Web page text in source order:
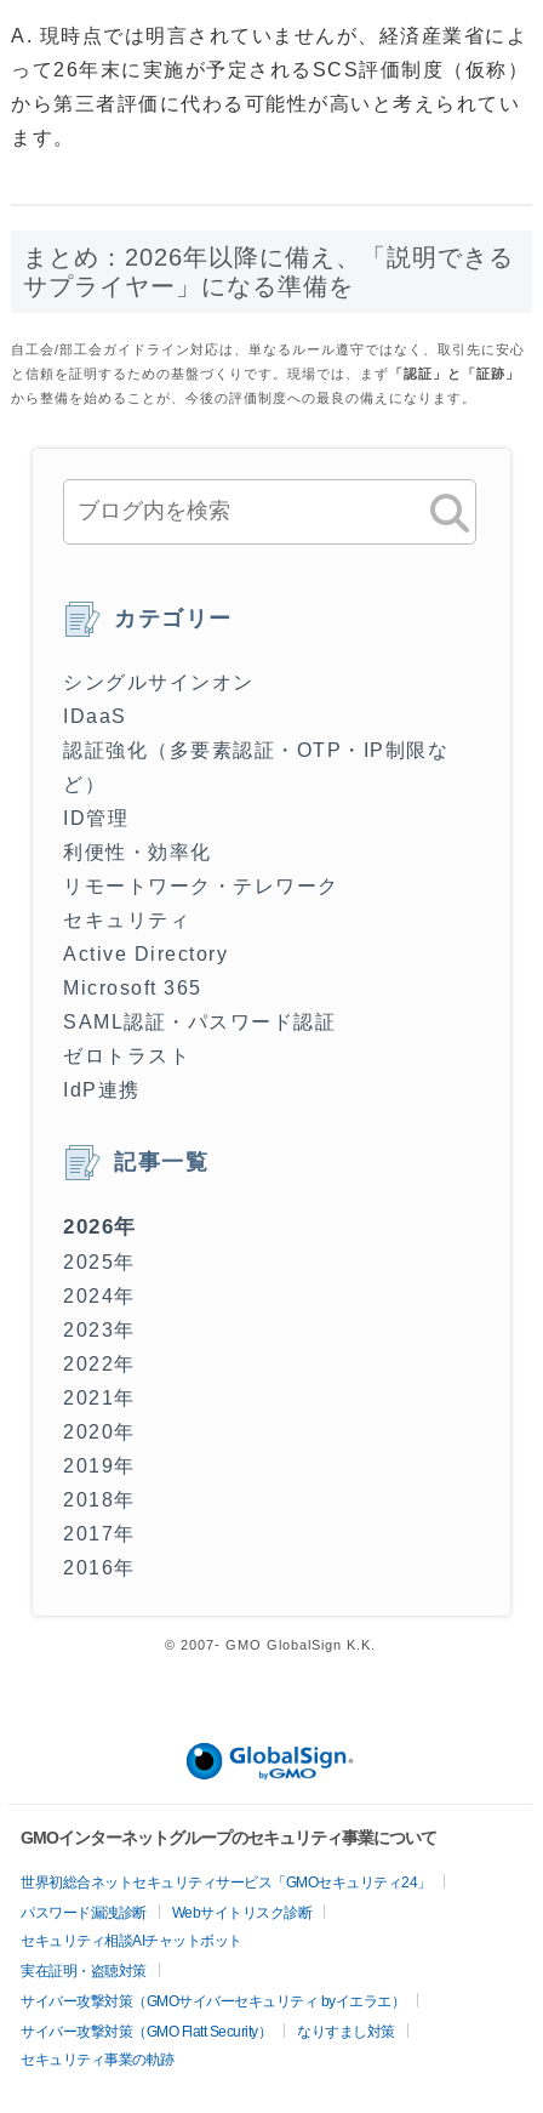
A. 現時点では明言されていませんが、経済産業省によ
って26年末に実施が予定されるSCS評価制度（仮称）
から第三者評価に代わる可能性が高いと考えられてい
ます。
まとめ：2026年以降に備え、「説明できる
サプライヤー」になる準備を
自工会/部工会ガイドライン対応は、単なるルール遵守ではなく、取引先に安心
と信頼を証明するための基盤づくりです。現場では、まず 「認証」と「証跡」
から整備を始めることが、今後の評価制度への最良の備えになります。
カテゴリー
シングルサインオン
IDaaS
認証強化（多要素認証・OTP・IP制限な
ど）
ID管理
利便性・効率化
リモートワーク・テレワーク
セキュリティ
Active Directory
Microsoft 365
SAML認証・パスワード認証
ゼロトラスト
IdP連携
記事一覧
2026年
2025年
2024年
2023年
2022年
2021年
2020年
2019年
2018年
2017年
2016年
© 2007- GMO GlobalSign K.K.
GMOインターネットグループのセキュリティ事業について
世界初総合ネットセキュリティサービス「GMOセキュリティ24」
パスワード漏洩診断
Webサイトリスク診断
セキュリティ相談AIチャットボット
実在証明・盗聴対策
サイバー攻撃対策（GMOサイバーセキュリティ byイエラエ）
サイバー攻撃対策（GMO Flatt Security）
なりすまし対策
セキュリティ事業の軌跡